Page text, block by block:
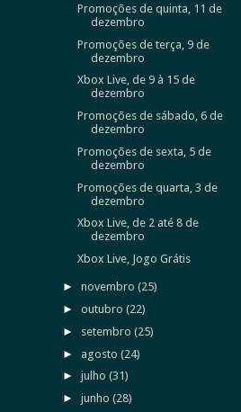
Promoções de quinta, 11 de
dezembro
Promoções de terça, 9 de
dezembro
Xbox Live, de 9 à 15 de
dezembro
Promoções de sábado, 6 de
dezembro
Promoções de sexta, 5 de
dezembro
Promoções de quarta, 3 de
dezembro
Xbox Live, de 2 até 8 de
dezembro
Xbox Live, Jogo Grátis
►novembro(25)
►outubro(22)
► setembro(25)
► agosto(24)
►julho(31)
►junho(28)